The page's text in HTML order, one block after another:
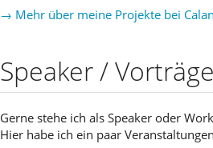
→ Mehr über meine Projekte bei
Speaker /
Gerne stehe ich als Speaker oder
Hier habe ich ein paar